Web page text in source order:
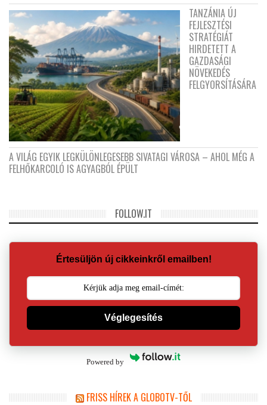
TANZÁNIA ÚJ
FEJLESZTÉSI
STRATÉGIÁT
HIRDETETT A
GAZDASÁGI
NÖVEKEDÉS
FELGYORSÍTÁSÁRA
A VILÁG EGYIK LEGKÜLÖNLEGESEBB SIVATAGI VÁROSA – AHOL MÉG A
FELHŐKARCOLÓ IS AGYAGBÓL ÉPÜLT
FOLLOW.IT
Értesüljön új cikkeinkről emailben!
Véglegesítés
Powered by
FRISS HÍREK A GLOBOTV-TŐL